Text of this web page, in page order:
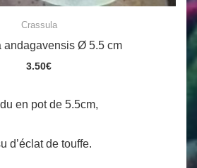
Crassula
andagavensis Ø 5.5 cm
3.50€
en pot de 5.5cm,
d’éclat de touffe.